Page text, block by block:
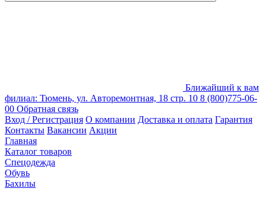
Ближайший к вам
филиал: Тюмень, ул. Авторемонтная, 18 стр. 10 8 (800)775-06-
00 Обратная связь
Вход / Регистрация О компании Доставка и оплата Гарантия
Контакты Вакансии Акции
Главная
Каталог товаров
Спецодежда
Обувь
Бахилы